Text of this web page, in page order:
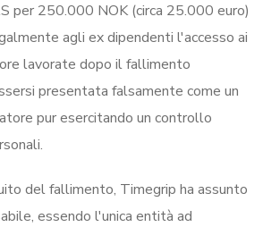
per 250.000 NOK (circa 25.000 euro)
agli ex dipendenti l'accesso ai
lavorate dopo il fallimento
presentata falsamente come un
pur esercitando un controllo
del fallimento, Timegrip ha assunto
essendo l'unica entità ad